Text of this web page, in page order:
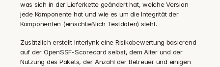
was sich in der Lieferkette geändert hat, welche Version
jede Komponente hat und wie es um die Integrität der
Komponenten (einschließlich Testdaten) steht.
‍Zusätzlich erstellt Interlynk eine Risikobewertung basierend
auf der OpenSSF-Scorecard selbst, dem Alter und der
Nutzung des Pakets, der Anzahl der Betreuer und einigen